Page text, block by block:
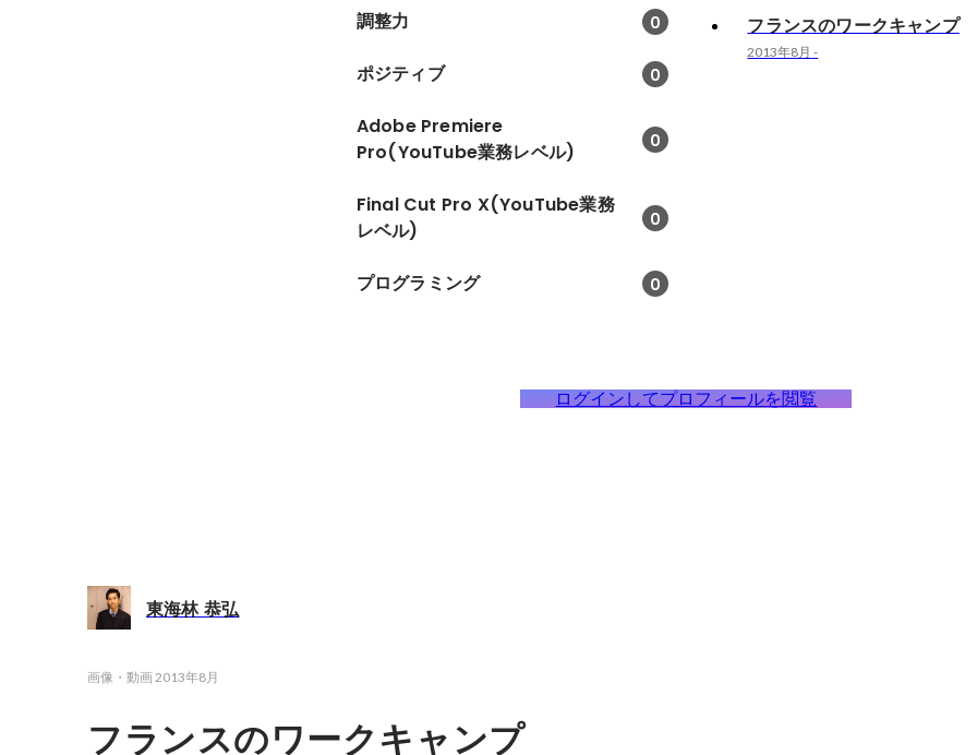
調整力 0
ポジティブ 0
Adobe Premiere
Pro(YouTube業務レベル)
0
Final Cut Pro X(YouTube業務
レベル)
0
プログラミング 0
フランスのワークキャンプ
2013年8月 -
ログインしてプロフィールを閲覧
東海林 恭弘
画像・動画2013年8月
フランスのワークキャンプ